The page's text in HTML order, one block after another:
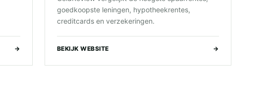
→
goedkoopste leningen, hypotheekrentes,
creditcards en verzekeringen.
BEKIJK WEBSITE →